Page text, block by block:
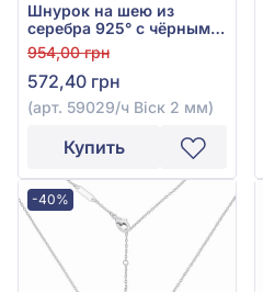
Шнурок на шею из
серебра 925° с чёрным
шёлком, арт. 59029/ч
Віск 2 мм
954,00 грн
572,40 грн
(арт. 59029/ч Віск 2 мм)
Купить
-40%